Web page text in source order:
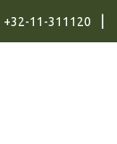
+32-11-311120